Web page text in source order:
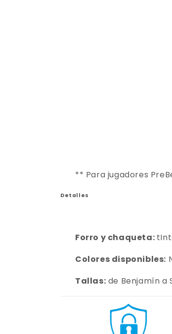
** Para jugadores
Detalles
Forro y chaqueta:
Colores disponibles:
Tallas: de Benjamín a